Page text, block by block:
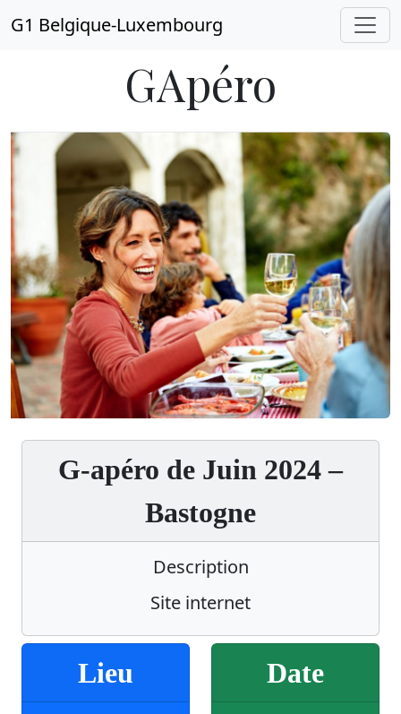
G1 Belgique-Luxembourg
GApéro
G-apéro de Juin 2024 –
Bastogne
Description
Site internet
Lieu Date